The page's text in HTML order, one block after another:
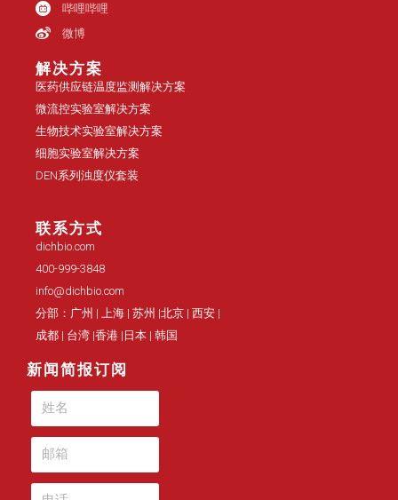
哔哩哔哩
微博
解决方案
医药供应链温度监测解决方案
微流控实验室解决方案
生物技术实验室解决方案
细胞实验室解决方案
DEN系列浊度仪套装
联系方式
dichbio.com
400-999-3848
info@dichbio.com
分部：广州 | 上海 | 苏州 |北京 | 西安 |
成都 | 台湾 |香港 |日本 | 韩国
新闻简报订阅